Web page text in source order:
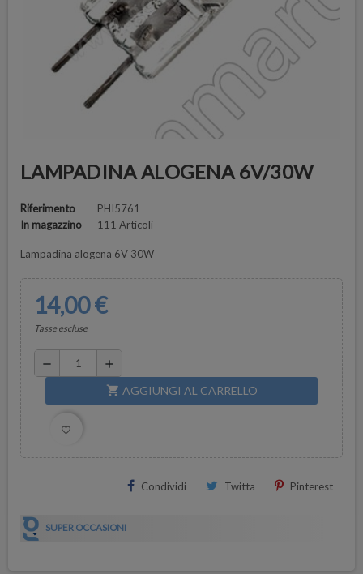
LAMPADINA ALOGENA 6V/30W
Riferimento
PHI5761
In magazzino
111 Articoli
Lampadina alogena 6V 30W
14,00 €
Tasse escluse
remove add
shopping_cart AGGIUNGI AL CARRELLO
favorite_border
Condividi Twitta Pinterest
SUPER OCCASIONI